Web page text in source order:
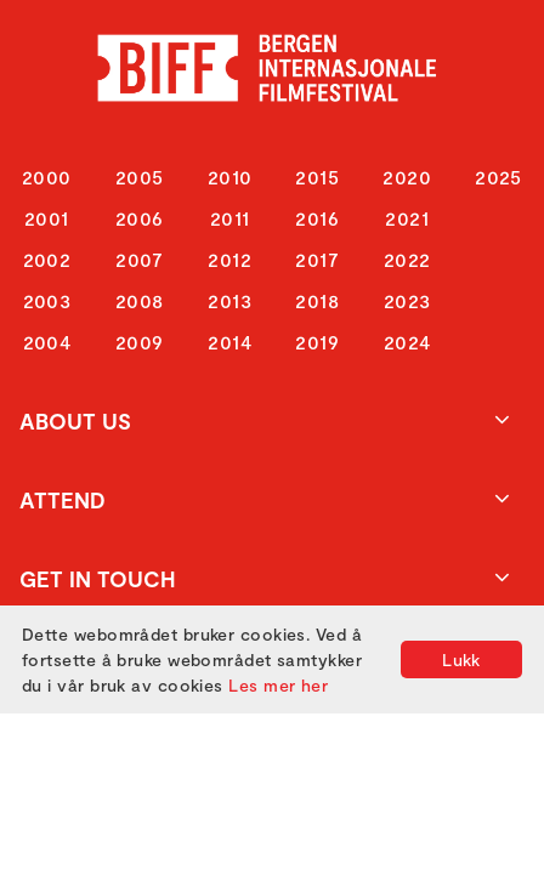
2000
2001
2002
2003
2004
2005
2006
2007
2008
2009
2010
2011
2012
2013
2014
2015
2016
2017
2018
2019
2020
2021
2022
2023
2024
2025
ABOUT US
ATTEND
GET IN TOUCH
Lukk
Dette webområdet bruker cookies. Ved å
fortsette å bruke webområdet samtykker
du i vår bruk av cookies Les mer her